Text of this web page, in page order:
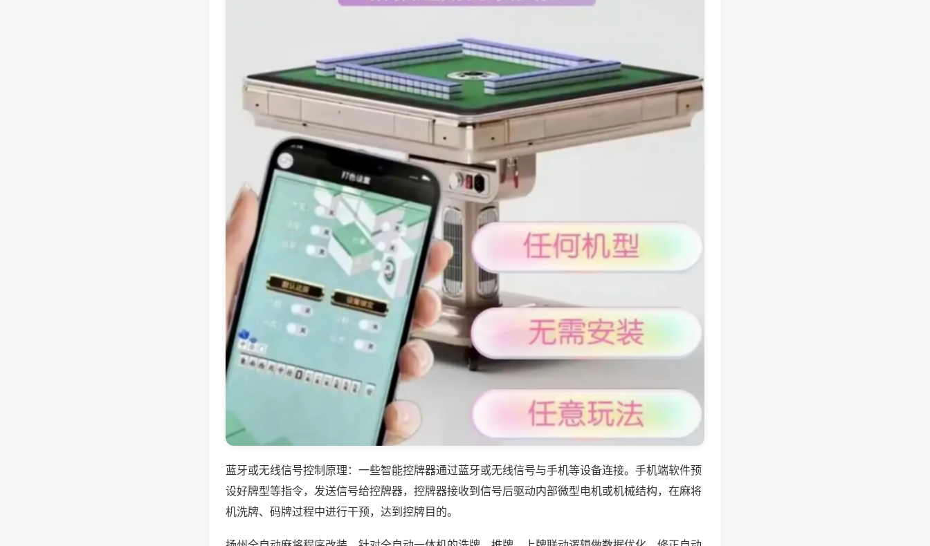
蓝牙或无线信号控制原理：一些智能控牌器通过蓝牙或无线信号与手机等设备连接。手机端软件预
设好牌型等指令，发送信号给控牌器，控牌器接收到信号后驱动内部微型电机或机械结构，在麻将
机洗牌、码牌过程中进行干预，达到控牌目的。